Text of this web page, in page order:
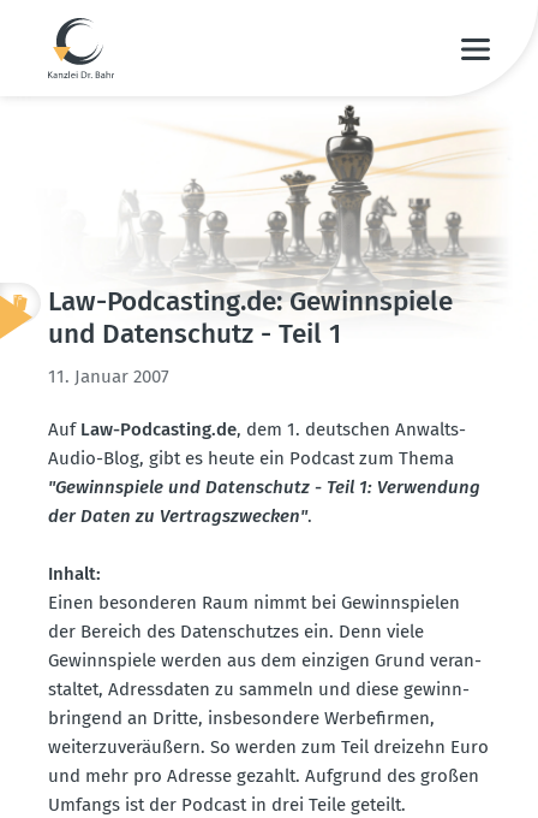
Law-Podcasting.de: Gewinn­spiele
und Daten­schutz - Teil 1
11. Januar 2007
Auf Law-Podcasting.de, dem 1. deutschen Anwalts-
Audio-Blog, gibt es heute ein Podcast zum Thema
"Gewinn­spiele und Daten­schutz - Teil 1: Verwendung
der Daten zu Vertrags­zwecken".
Inhalt:
Einen beson­deren Raum nimmt bei Gewinn­spielen
der Bereich des Daten­schutzes ein. Denn viele
Gewinn­spiele werden aus dem einzigen Grund veran­
staltet, Adress­daten zu sammeln und diese gewinn­
bringend an Dritte, insbe­sondere Werbe­firmen,
weiter­zu­ve­räußern. So werden zum Teil dreizehn Euro
und mehr pro Adresse gezahlt. Aufgrund des großen
Umfangs ist der Podcast in drei Teile geteilt.